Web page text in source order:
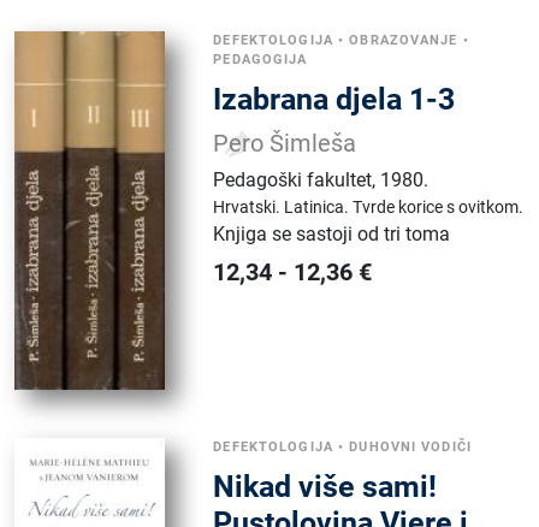
DEFEKTOLOGIJA •OBRAZOVANJE •
PEDAGOGIJA
Izabrana djela 1-3
Pero Šimleša
Pedagoški fakultet, 1980.
Hrvatski. Latinica.Tvrde korice s ovitkom.
Knjiga se sastoji od tri toma
12,34 - 12,36 €
DEFEKTOLOGIJA •DUHOVNI VODIČI
Nikad više sami!